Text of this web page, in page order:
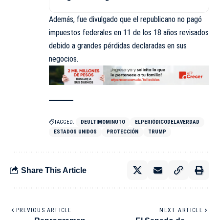
Además, fue divulgado que el republicano no pagó
impuestos federales en 11 de los 18 años revisados
debido a grandes pérdidas declaradas en sus
negocios.
TAGGED: DEULTIMOMINUTO
ELPERIÓDICODELAVERDAD
ESTADOS UNIDOS
PROTECCIÓN TRUMP
Share This Article
PREVIOUS ARTICLE NEXT ARTICLE